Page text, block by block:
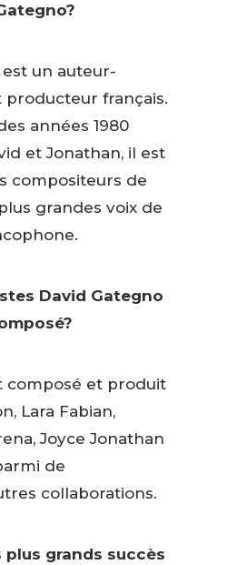
un auteur-
français.
années 1980
et Jonathan, il est
compositeurs de
grandes voix de
David Gategno
composé et produit
Lara Fabian,
Joyce Jonathan
de
collaborations.
plus grands succès